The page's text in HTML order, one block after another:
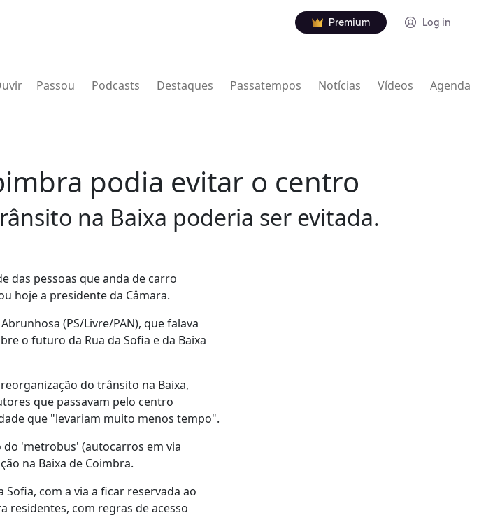
Premium Log in
Passou Podcasts Destaques Passatempos Notícias Vídeos Agenda
podia evitar o centro
na Baixa poderia ser evitada.
das pessoas que anda de carro
hoje a presidente da Câmara.
(PS/Livre/PAN), que falava
o futuro da Rua da Sofia e da Baixa
do trânsito na Baixa,
que passavam pelo centro
que "levariam muito menos tempo".
do 'metrobus' (autocarros em via
na Baixa de Coimbra.
com a via a ficar reservada ao
residentes, com regras de acesso